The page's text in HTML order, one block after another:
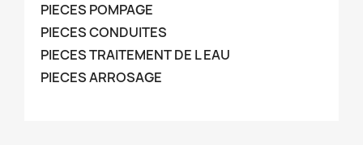
PIECES POMPAGE
PIECES CONDUITES
PIECES TRAITEMENT DE L EAU
PIECES ARROSAGE